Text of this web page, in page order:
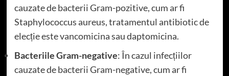
cauzate de bacterii Gram-pozitive, cum ar fi
Staphylococcus aureus, tratamentul antibiotic de
elecție este vancomicina sau daptomicina.
Bacteriile Gram-negative: În cazul infecțiilor
cauzate de bacterii Gram-negative, cum ar fi